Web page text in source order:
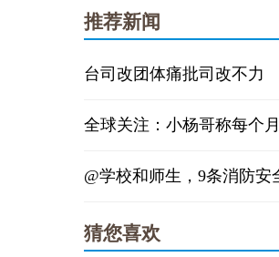
推荐新闻
台司改团体痛批司改不力
@学校和师生，9条消防安
猜您喜欢